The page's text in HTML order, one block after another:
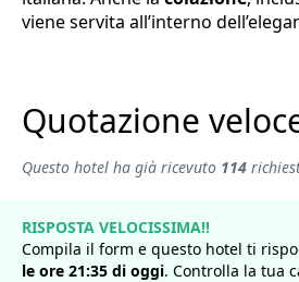
viene servita all’interno
Quotazione
Questo hotel ha già ricevuto 114
RISPOSTA VELOCISSIMA!!
Compila il form e questo hotel ti
le ore 21:35 di oggi. Controlla la tua